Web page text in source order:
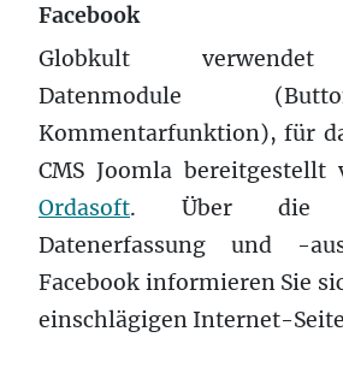
Facebook
Globkult verwendet
Datenmodule
Kommentarfunktion), für
CMS Joomla
Ordasoft. Über die
Datenerfassung und -
Facebook informieren Sie
einschlägigen Internet-